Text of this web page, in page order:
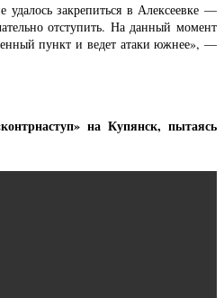
закрепиться в Алексеевке —
отступить. На данный момент
пункт и ведет атаки южнее», —
на Купянск, пытаясь